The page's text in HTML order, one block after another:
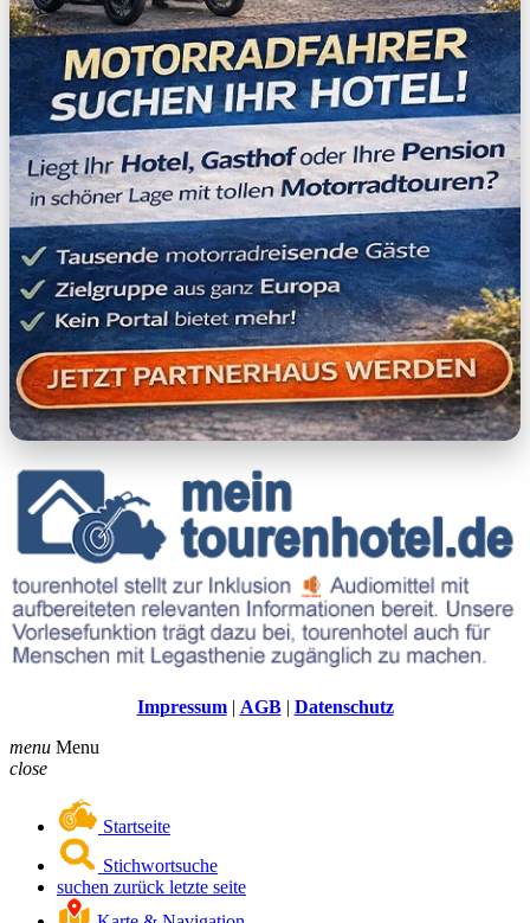
Impressum| AGB| Datenschutz
menu Menu
close
Startseite
Stichwortsuche
suchen zurück letzte seite